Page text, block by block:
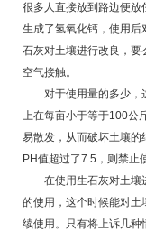
很多人直接放到路边便放
生成了氢氧化钙，使用后
石灰对土壤进行改良，
空气接触。
对于使用量的多少，
上在每亩小于等于100公
易散发，从而破坏土壤的
PH值超过了7.5，则禁止
在使用生石灰对土壤
的使用，这个时候能对
续使用。只有将上诉几